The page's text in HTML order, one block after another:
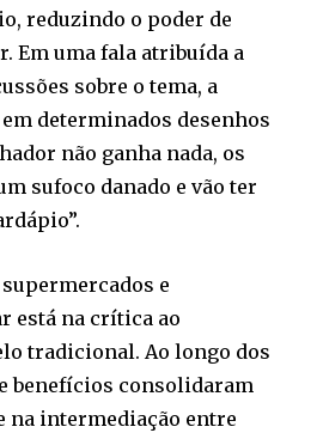
reduzindo o poder de
Em uma fala atribuída a
sobre o tema, a
determinados desenhos
não ganha nada, os
sufoco danado e vão ter
e
está na crítica ao
tradicional. Ao longo dos
benefícios consolidaram
na intermediação entre